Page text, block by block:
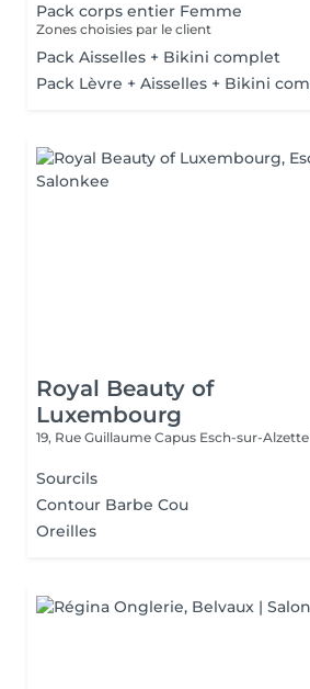
Pack corps entier Femme
Zones choisies par le client
Pack Aisselles + Bikini complet
Pack Lèvre + Aisselles + Bikini
Royal Beauty of
Luxembourg
19, Rue Guillaume Capus Esch-sur-Alzette
Sourcils
Contour Barbe Cou
Oreilles